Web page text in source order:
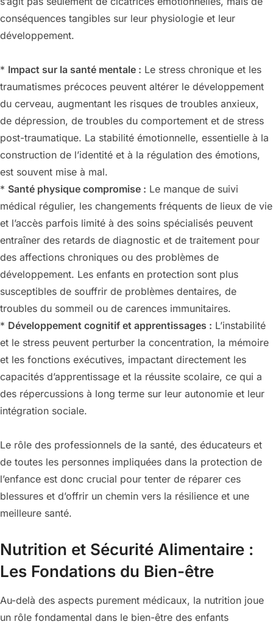
conséquences tangibles sur leur physiologie et leur
développement.
* Impact sur la santé mentale : Le stress chronique et les
traumatismes précoces peuvent altérer le développement
du cerveau, augmentant les risques de troubles anxieux,
de dépression, de troubles du comportement et de stress
post-traumatique. La stabilité émotionnelle, essentielle à la
construction de l’identité et à la régulation des émotions,
est souvent mise à mal.
* Santé physique compromise : Le manque de suivi
médical régulier, les changements fréquents de lieux de vie
et l’accès parfois limité à des soins spécialisés peuvent
entraîner des retards de diagnostic et de traitement pour
des affections chroniques ou des problèmes de
développement. Les enfants en protection sont plus
susceptibles de souffrir de problèmes dentaires, de
troubles du sommeil ou de carences immunitaires.
* Développement cognitif et apprentissages : L’instabilité
et le stress peuvent perturber la concentration, la mémoire
et les fonctions exécutives, impactant directement les
capacités d’apprentissage et la réussite scolaire, ce qui a
des répercussions à long terme sur leur autonomie et leur
intégration sociale.
Le rôle des professionnels de la santé, des éducateurs et
de toutes les personnes impliquées dans la protection de
l’enfance est donc crucial pour tenter de réparer ces
blessures et d’offrir un chemin vers la résilience et une
meilleure santé.
Nutrition et Sécurité Alimentaire :
Les Fondations du Bien-être
Au-delà des aspects purement médicaux, la nutrition joue
un rôle fondamental dans le bien-être des enfants